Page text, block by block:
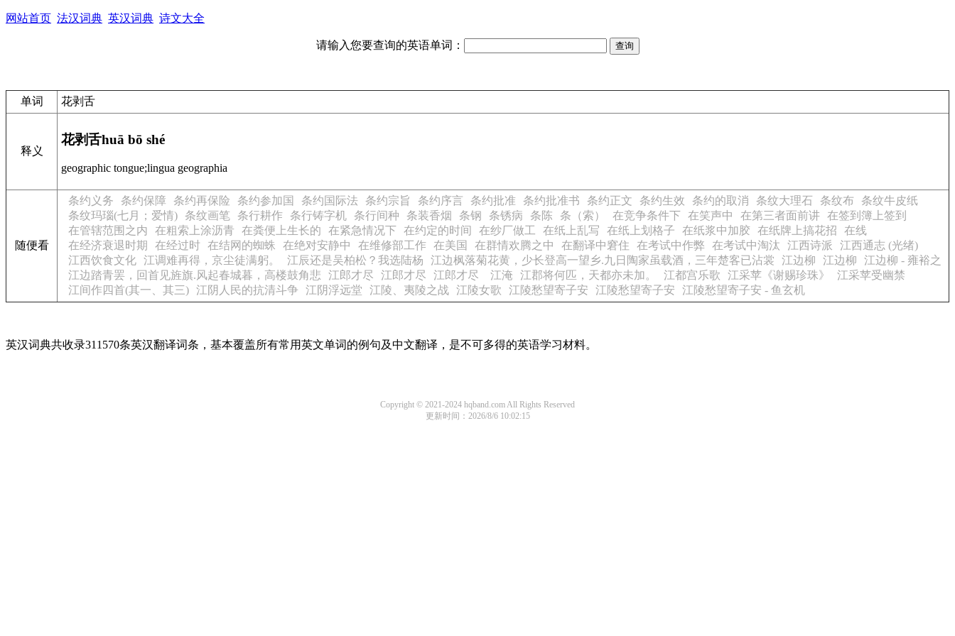
网站首页 法汉词典 英汉词典 诗文大全
请输入您要查询的英语单词：
单词 花剥舌
释义
花剥舌huā bō shé
geographic tongue;lingua geographia
随便看
条约义务 条约保障 条约再保险 条约参加国 条约国际法 条约宗旨 条约序言 条约批准 条约批准书 条约正文 条约生效 条约的取消 条纹大理石 条纹布
条纹牛皮纸
条纹玛瑙(七月；爱情) 条纹画笔 条行耕作 条行铸字机 条行间种 条装香烟 条钢 条锈病 条陈 条（索） 在竞争条件下 在笑声中 在第三者面前讲 在签到簿上签到
在管辖范围之内
在粗索上涂沥青 在粪便上生长的 在紧急情况下 在约定的时间 在纱厂做工 在纸上乱写 在纸上划格子 在纸浆中加胶 在纸牌上搞花招
在线
在经济衰退时期
在经过时 在结网的蜘蛛 在绝对安静中 在维修部工作 在美国 在群情欢腾之中 在翻译中窘住 在考试中作弊 在考试中淘汰 江西诗派
江西通志 (光绪)
江西饮食文化 江调难再得，京尘徒满躬。 江辰还是吴柏松？我选陆杨 江边枫落菊花黄，少长登高一望乡.九日陶家虽载酒，三年楚客已沾裳 江边柳 江边柳
江边柳 - 雍裕之
江边踏青罢，回首见旌旗.风起春城暮，高楼鼓角悲
江郎才尽 江郎才尽 江郎才尽 江淹 江郡将何匹，天都亦未加。 江都宫乐歌 江采苹《谢赐珍珠》
江采苹受幽禁
江间作四首(其一、其三) 江阴人民的抗清斗争 江阴浮远堂 江陵、夷陵之战 江陵女歌 江陵愁望寄子安 江陵愁望寄子安 江陵愁望寄子安 - 鱼玄机
英汉词典共收录311570条英汉翻译词条，基本覆盖所有常用英文单词的例句及中文翻译，是不可多得的英语学习材料。
Copyright © 2021-2024 hqband.com All Rights Reserved
更新时间：2026/8/6 10:02:15